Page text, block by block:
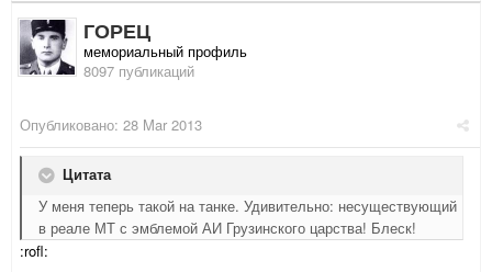
ГОРЕЦ
мемориальный профиль
8097 публикаций
Опубликовано: 28 Mar 2013
Цитата
У меня теперь такой на танке. Удивительно: несуществующий
в реале МТ с эмблемой АИ Грузинского царства! Блеск!
:rofl: